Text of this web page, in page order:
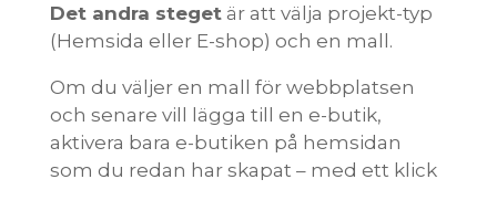
Det andra stegetär att välja projekt-typ
(Hemsida eller E-shop) och en mall.
Om du väljer en mall för webbplatsen
och senare vill lägga till en e-butik,
aktivera bara e-butiken på hemsidan
som du redan har skapat – med ett klick